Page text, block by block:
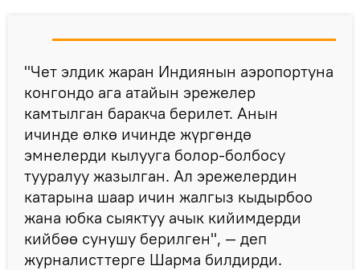
"Чет элдик жаран Индиянын аэропортуна
конгондо ага атайын эрежелер
камтылган баракча берилет. Анын
ичинде өлкө ичинде жүргөндө
эмнелерди кылууга болор-болбосу
тууралуу жазылган. Ал эрежелердин
катарына шаар ичин жалгыз кыдырбоо
жана юбка сыяктуу ачык кийимдерди
кийбөө сунушу берилген", — деп
журналисттерге Шарма билдирди.